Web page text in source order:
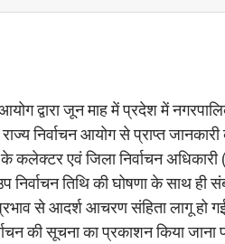
द्वारा जून माह में प्रदेश में
निर्वाचन आयोग से प्राप्त
एवं जिला निर्वाचन अधिकारी
तिथि की घोषणा के साथ ही
से आदर्श आचरण संहिता लागू हो
की सूचना का प्रकाशन किया जाना